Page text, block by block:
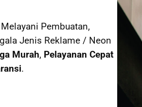
Pembuatan,
Jenis Reklame / Neon
Murah, Pelayanan Cepat
.